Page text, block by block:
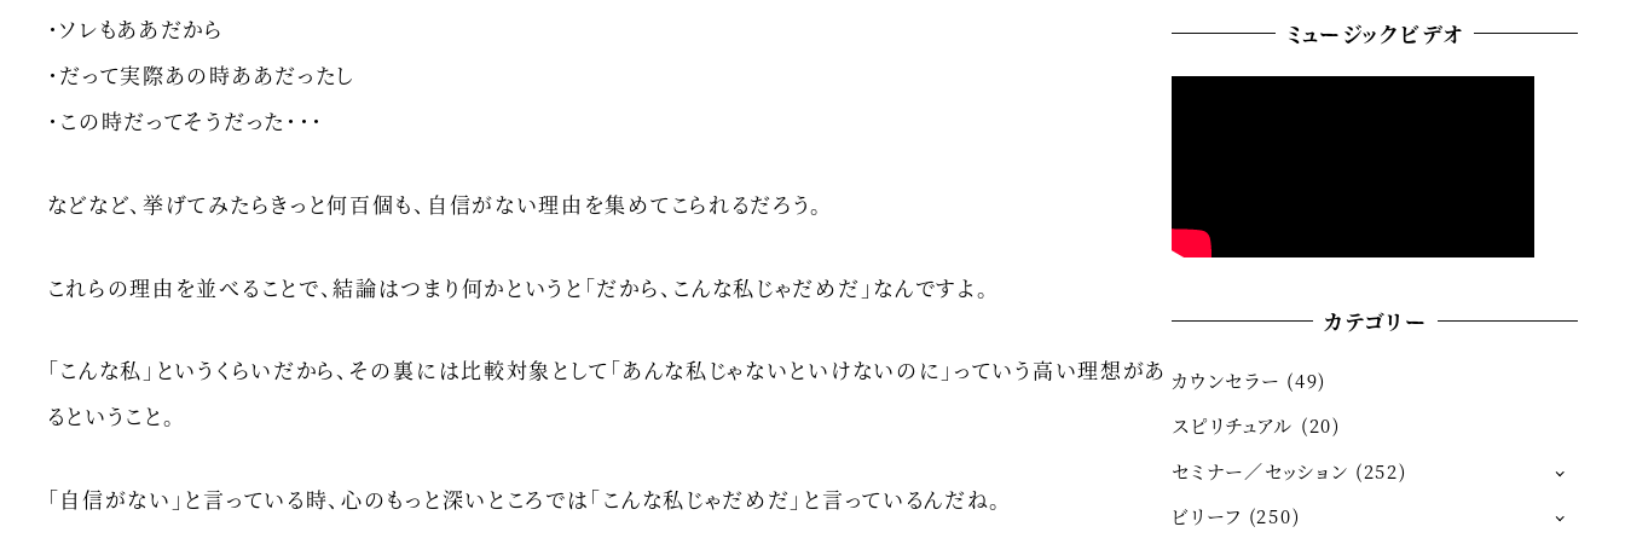
・ソレもああだから
・だって実際あの時ああだったし
・この時だってそうだった・・・
などなど、挙げてみたらきっと何百個も、自信がない理由を集めてこられるだろう。
これらの理由を並べることで、結論はつまり何かというと「だから、こんな私じゃだめだ」なんですよ。
「こんな私」というくらいだから、その裏には比較対象として「あんな私じゃないといけないのに」っていう高い理想があ
るということ。
「自信がない」と言っている時、心のもっと深いところでは「こんな私じゃだめだ」と言っているんだね。
ミュージックビデオ
カテゴリー
カウンセラー (49)
スピリチュアル (20)
セミナー／セッション (252)
ビリーフ (250)